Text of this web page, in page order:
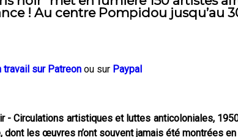
! Au centre Pompidou jusqu’au
sur Patreon ou sur Paypal
- Circulations artistiques et luttes anticoloniales,
dont les œuvres n’ont souvent jamais été montrées